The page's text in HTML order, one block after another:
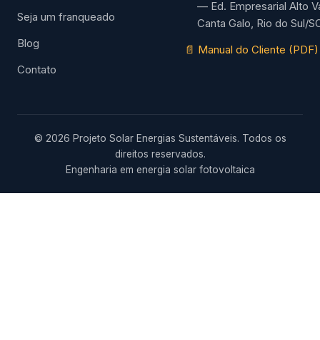
Seja um franqueado
Blog
Contato
— Ed. Empresarial Alto
Canta Galo, Rio do Sul/
📄 Manual do Cliente (PDF)
© 2026 Projeto Solar Energias Sustentáveis. Todos os
direitos reservados.
Engenharia em energia solar fotovoltaica